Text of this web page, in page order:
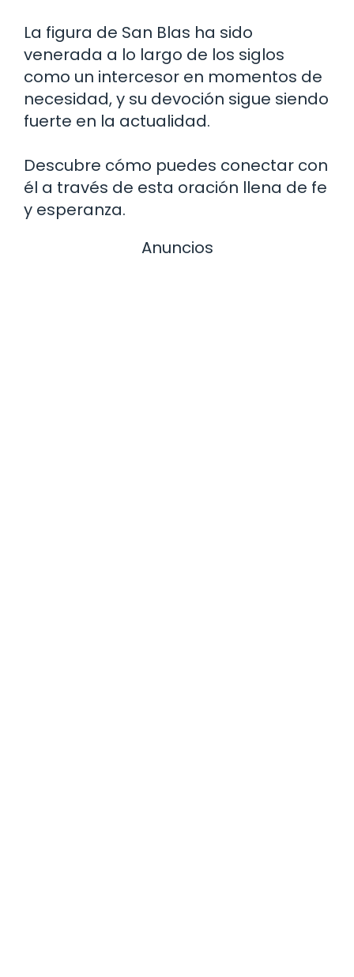
La figura de San Blas ha sido
venerada a lo largo de los siglos
como un intercesor en momentos de
necesidad, y su devoción sigue siendo
fuerte en la actualidad.
Descubre cómo puedes conectar con
él a través de esta oración llena de fe
y esperanza.
Anuncios